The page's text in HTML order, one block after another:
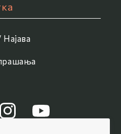
YouTube